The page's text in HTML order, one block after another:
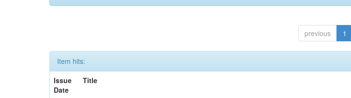
previous 1
Item hits:
Issue
Date
Title